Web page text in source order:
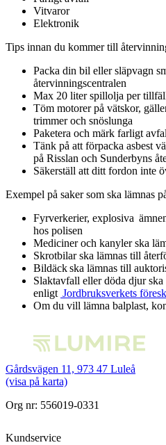
Vitvaror
Elektronik
Tips innan du kommer till
Packa din bil eller släpvagn
återvinningscentralen
Max 20 liter spillolja per
Töm motorer på vätskor,
trimmer och snöslunga
Paketera och märk farligt
Tänk på att förpacka asbest
på Risslan och Sunderbyns
Säkerställ att ditt fordon inte
Exempel på saker som ska lämnas
Fyrverkerier, explosiva
hos polisen
Mediciner och kanyler ska
Skrotbilar ska lämnas till
Bildäck ska lämnas till
Slaktavfall eller döda djur ska
enligt Jordbruksverkets
Om du vill lämna balplast,
Gårdsvägen 11, 973 47 Luleå
(visa på karta)
Org nr: 556019-0331
Kundservice